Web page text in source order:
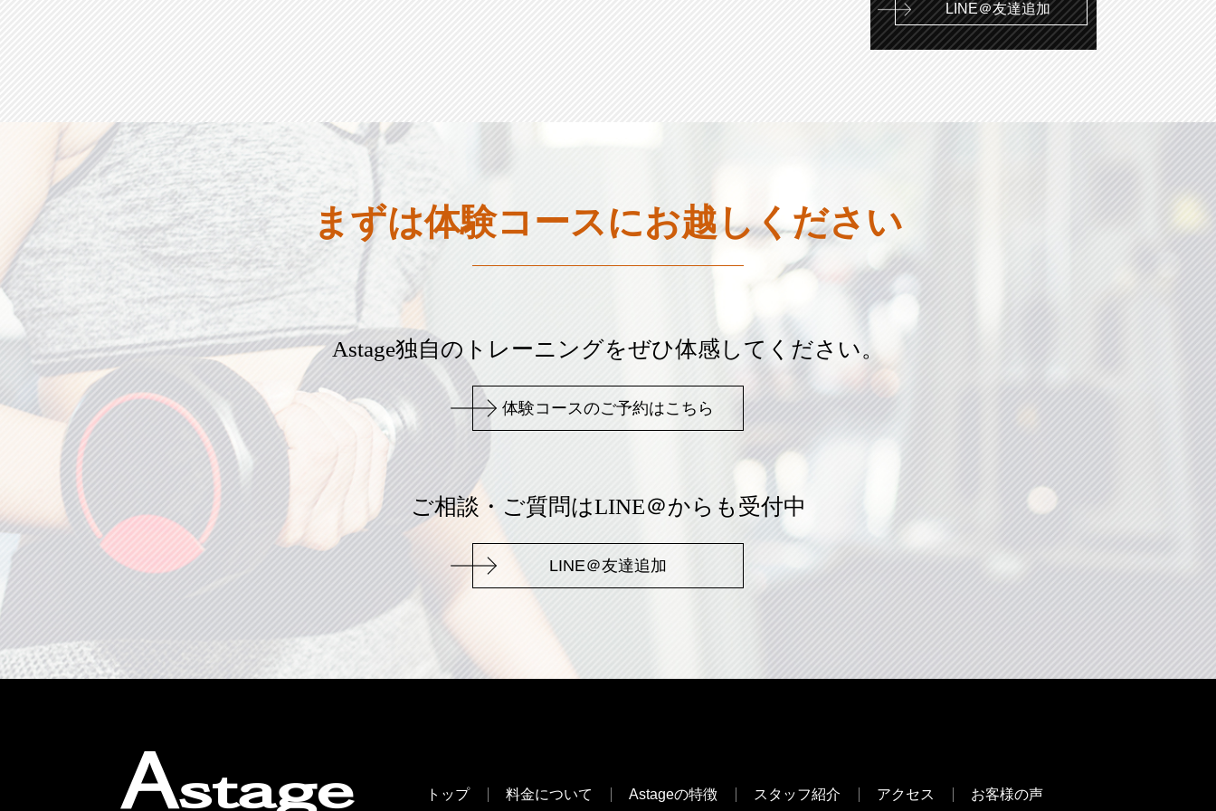
LINE＠友達追加
まずは体験コースにお越しください
Astage独自のトレーニングをぜひ体感してください。
体験コースのご予約はこちら
ご相談・ご質問はLINE＠からも受付中
LINE＠友達追加
トップ 料金について Astageの特徴 スタッフ紹介 アクセス お客様の声